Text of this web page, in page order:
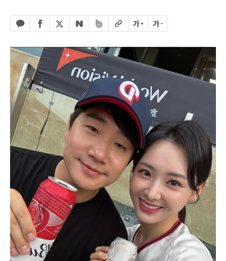
카카오톡 공유하기
페이스북 공유하기
엑스 공유하기
네이버 공유하기
밴드 공유하기
URL복사글자 크게글자 작게